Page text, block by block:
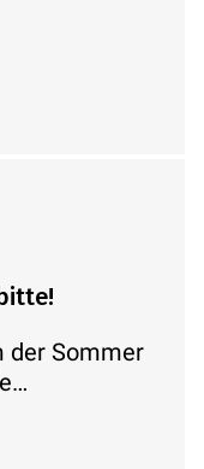
lassen.
der Sommer